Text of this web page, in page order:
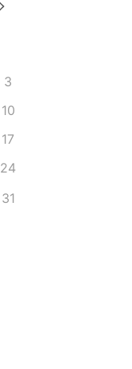
3
10
17
24
31